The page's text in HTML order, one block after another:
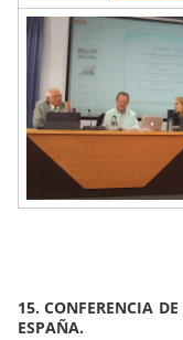
15. CONFERENCIA
ESPAÑA.